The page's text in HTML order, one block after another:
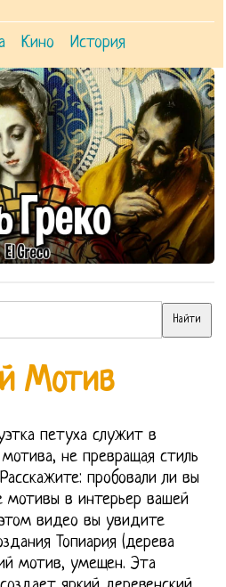
Кино История
Мотив
петуха служит в
не превращая стиль
пробовали ли вы
мотивы в интерьер вашей
видео вы увидите
Топиария (дерева
мотив, умещен. Эта